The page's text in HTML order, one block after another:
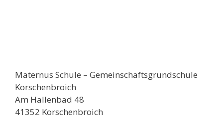
Maternus Schule – Gemeinschaftsgrundschule
Korschenbroich
Am Hallenbad 48
41352 Korschenbroich